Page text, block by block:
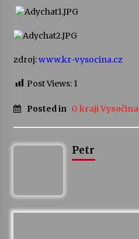
zdroj:www.kr-vysocina.cz
Post Views: 1
Posted in O kraji Vysočina
Petr